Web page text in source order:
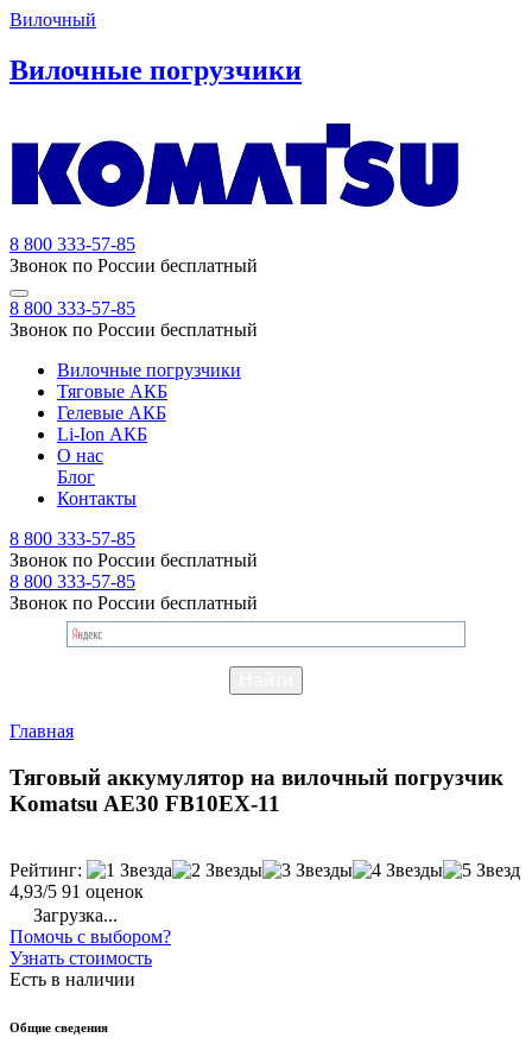
Вилочный
Вилочные погрузчики
8 800 333-57-85
Звонок по России бесплатный
8 800 333-57-85
Звонок по России бесплатный
Вилочные погрузчики
Тяговые АКБ
Гелевые АКБ
Li-Ion АКБ
О нас
Блог
Контакты
8 800 333-57-85
Звонок по России бесплатный
8 800 333-57-85
Звонок по России бесплатный
Главная
Тяговый аккумулятор на вилочный погрузчик
Komatsu AE30 FB10EX-11
Рейтинг:
4,93/5 91 оценок
Загрузка...
Помочь с выбором?
Узнать стоимость
Есть в наличии
Общие сведения